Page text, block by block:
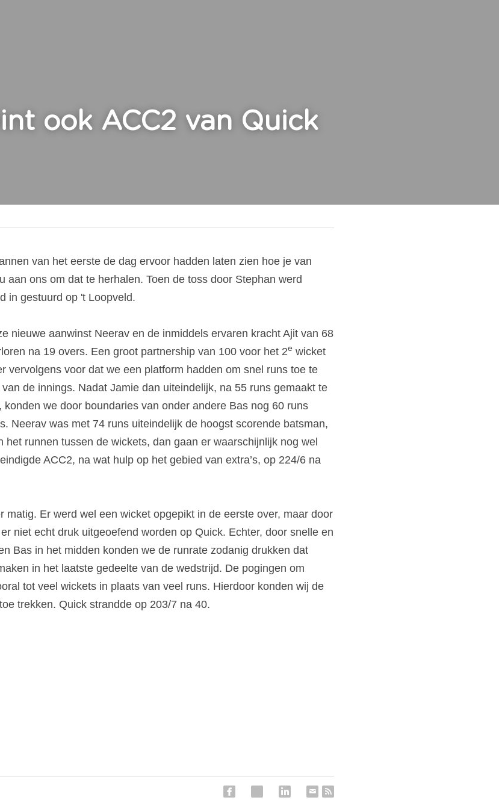
ook ACC2 van Quick
van het eerste de dag ervoor hadden laten zien hoe je van
aan ons om dat te herhalen. Toen de toss door Stephan werd
in gestuurd op 't Loopveld.
nieuwe aanwinst Neerav en de inmiddels ervaren kracht Ajit van 68
na 19 overs. Een groot partnership van 100 voor het 2e wicket
vervolgens voor dat we een platform hadden om snel runs toe te
de innings. Nadat Jamie dan uiteindelijk, na 55 runs gemaakt te
konden we door boundaries van onder andere Bas nog 60 runs
Neerav was met 74 runs uiteindelijk de hoogst scorende batsman,
het runnen tussen de wickets, dan gaan er waarschijnlijk nog wel
ACC2, na wat hulp op het gebied van extra’s, op 224/6 na
matig. Er werd wel een wicket opgepikt in de eerste over, maar door
niet echt druk uitgeoefend worden op Quick. Echter, door snelle en
Bas in het midden konden we de runrate zodanig drukken dat
in het laatste gedeelte van de wedstrijd. De pogingen om
tot veel wickets in plaats van veel runs. Hierdoor konden wij de
trekken. Quick strandde op 203/7 na 40.